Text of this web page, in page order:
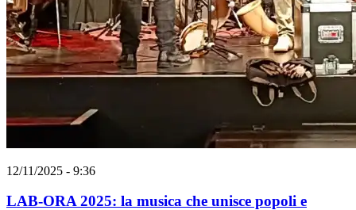
12/11/2025 - 9:36
LAB-ORA 2025: la musica che unisce popoli e